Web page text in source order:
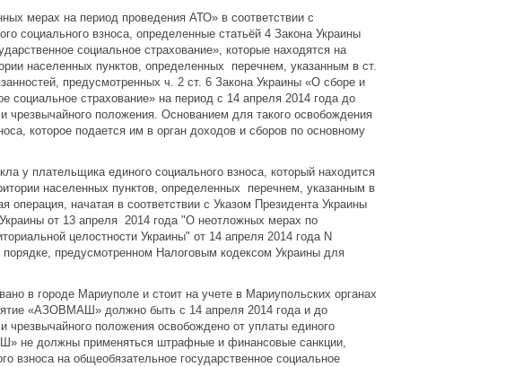
мерах на период проведения АТО» в соответствии с
социального взноса, определенные статьёй 4 Закона Украины
социальное страхование», которые находятся на
населенных пунктов, определенных перечнем, указанным в ст.
предусмотренных ч. 2 ст. 6 Закона Украины «О сборе и
социальное страхование» на период с 14 апреля 2014 года до
чрезвычайного положения. Основанием для такого освобождения
которое подается им в орган доходов и сборов по основному
у плательщика единого социального взноса, который находится
населенных пунктов, определенных перечнем, указанным в
операция, начатая в соответствии с Указом Президента Украины
от 13 апреля 2014 года "О неотложных мерах по
целостности Украины" от 14 апреля 2014 года N
предусмотренном Налоговым кодексом Украины для
в городе Мариуполе и стоит на учете в Мариупольских органах
«АЗОВМАШ» должно быть с 14 апреля 2014 года и до
чрезвычайного положения освобождено от уплаты единого
не должны применяться штрафные и финансовые санкции,
взноса на общеобязательное государственное социальное